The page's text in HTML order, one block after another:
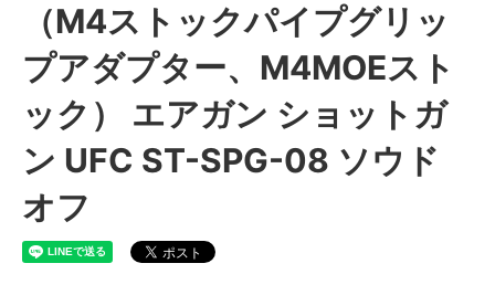
（M4ストックパイプグリッ
プアダプター、M4MOEスト
ック） エアガン ショットガ
ン UFC ST-SPG-08 ソウド
オフ